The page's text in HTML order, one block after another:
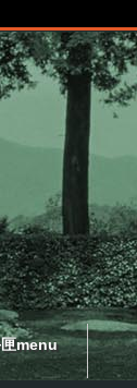
menu